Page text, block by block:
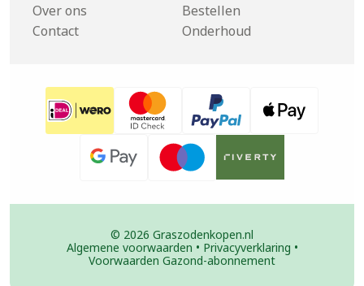
Over ons
Contact
Bestellen
Onderhoud
© 2026 Graszodenkopen.nl
Algemene voorwaarden • Privacyverklaring •
Voorwaarden Gazond-abonnement